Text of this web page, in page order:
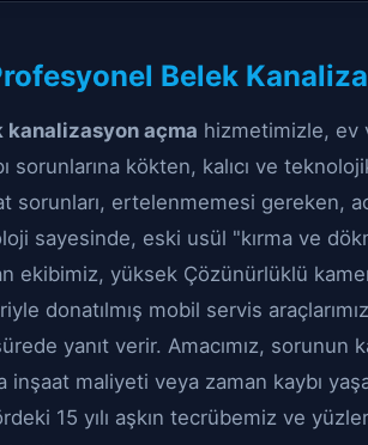
Kanalizasyon
Belek
kanalizasyon açma hizmetimizle, ev
sorunlarına kökten, kalıcı ve
sorunları, ertelenmemesi gereken,
sayesinde, eski usül "kırma ve
ekibimiz, yüksek Çözünürlüklü
donatılmış mobil servis
yanıt verir. Amacımız,
inşaat maliyeti veya zaman kaybı
15 yılı aşkın tecrübemiz ve